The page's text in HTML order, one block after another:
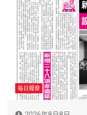
每日報章